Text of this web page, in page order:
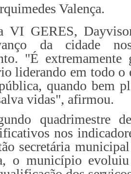
Valença.
VI GERES,
da cidade
"É
liderando em todo o
quando bem
vidas", afirmou.
quadrimestre
nos
secretária
o município